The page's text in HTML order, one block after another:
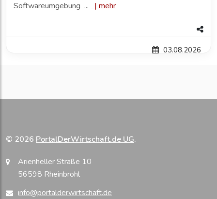
Softwareumgebung ...
| mehr
03.08.2026
© 2026 PortalDerWirtschaft.de UG.
Arienheller Straße 10
56598 Rheinbrohl
info@portalderwirtschaft.de